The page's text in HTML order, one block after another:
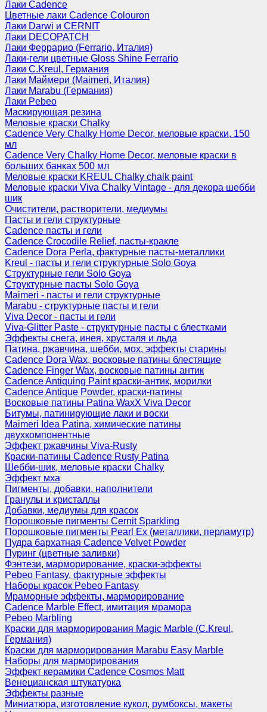
Лаки Cadence
Цветные лаки Cadence Colouron
Лаки Darwi и CERNIT
Лаки DECOPATCH
Лаки Феррарио (Ferrario, Италия)
Лаки-гели цветные Gloss Shine Ferrario
Лаки C.Kreul, Германия
Лаки Маймери (Maimeri, Италия)
Лаки Marabu (Германия)
Лаки Pebeo
Маскирующая резина
Меловые краски Chalky
Cadence Very Chalky Home Decor, меловые краски, 150
мл
Cadence Very Chalky Home Decor, меловые краски в
больших банках 500 мл
Меловые краски KREUL Chalky chalk paint
Меловые краски Viva Chalky Vintage - для декора шебби
шик
Очистители, растворители, медиумы
Пасты и гели структурные
Cadence пасты и гели
Cadence Crocodile Relief, пасты-кракле
Cadence Dora Perla, фактурные пасты-металлики
Kreul - пасты и гели структурные Solo Goya
Структурные гели Solo Goya
Структурные пасты Solo Goya
Maimeri - пасты и гели структурные
Marabu - структурные пасты и гели
Viva Decor - пасты и гели
Viva-Glitter Paste - структурные пасты с блестками
Эффекты снега, инея, хрусталя и льда
Патина, ржавчина, шебби, мох, эффекты старины
Cadence Dora Wax, восковые патины блестящие
Cadence Finger Wax, восковые патины антик
Сadence Antiquing Paint краски-антик, морилки
Cadence Antique Powder, краски-патины
Восковые патины Patina WaxX Viva Decor
Битумы, патинирующие лаки и воски
Maimeri Idea Patina, химические патины
двухкомпонентные
Эффект ржавчины Viva-Rusty
Краски-патины Cadence Rusty Patina
Шебби-шик, меловые краски Chalky
Эффект мха
Пигменты, добавки, наполнители
Гранулы и кристаллы
Добавки, медиумы для красок
Порошковые пигменты Cernit Sparkling
Порошковые пигменты Pearl Ex (металлики, перламутр)
Пудра бархатная Cadence Velvet Powder
Пуринг (цветные заливки)
Фэнтези, марморирование, краски-эффекты
Pebeo Fantasy, фактурные эффекты
Наборы красок Pebeo Fantasy
Мраморные эффекты, марморирование
Cadence Marble Effect, имитация мрамора
Pebeo Marbling
Краски для марморирования Magic Marble (C.Kreul,
Германия)
Краски для марморирования Marabu Easy Marble
Наборы для марморирования
Эффект керамики Cadence Cosmos Matt
Венецианская штукатурка
Эффекты разные
Миниатюра, изготовление кукол, румбоксы, макеты